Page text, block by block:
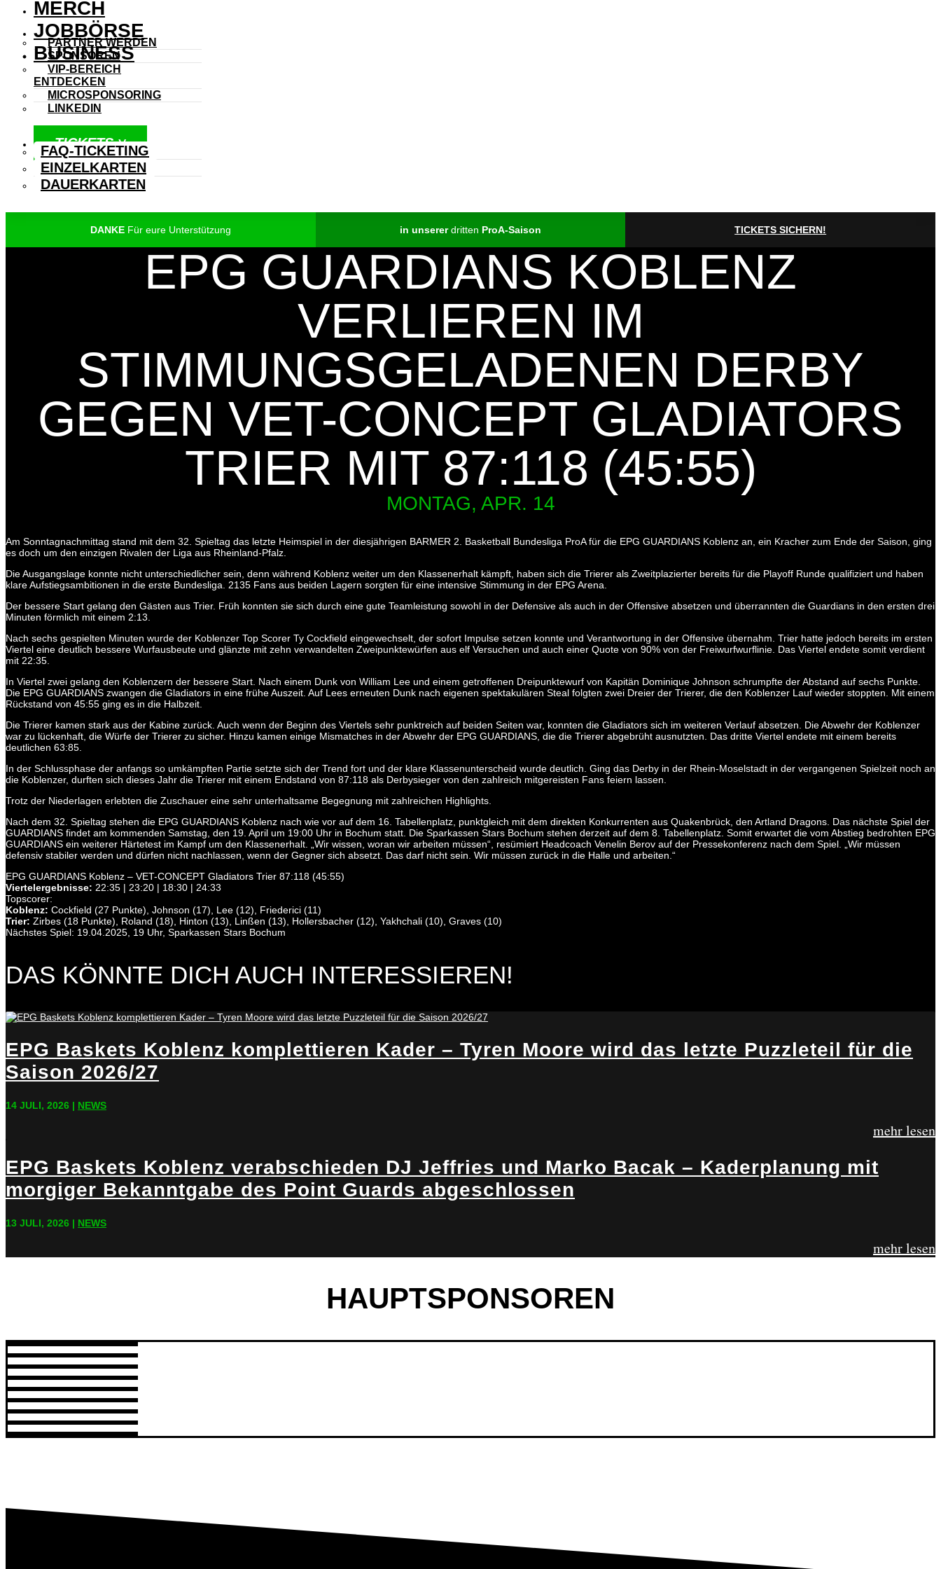
MERCH
JOBBÖRSE
BUSINESS
PARTNER WERDEN
SPONSOREN
VIP-BEREICH
ENTDECKEN
MICROSPONSORING
LINKEDIN
TICKETS ˅
FAQ-TICKETING
EINZELKARTEN
DAUERKARTEN
DANKEFür eure Unterstützung in unsererdritten ProA-Saison TICKETS SICHERN!
EPG GUARDIANS KOBLENZ
VERLIEREN IM
STIMMUNGSGELADENEN DERBY
GEGEN VET-CONCEPT GLADIATORS
TRIER MIT 87:118 (45:55)
MONTAG, APR. 14
Am Sonntagnachmittag stand mit dem 32. Spieltag das letzte Heimspiel in der diesjährigen BARMER 2. Basketball Bundesliga ProA für die EPG GUARDIANS Koblenz an, ein Kracher zum Ende der Saison, ging
es doch um den einzigen Rivalen der Liga aus Rheinland-Pfalz.
Die Ausgangslage konnte nicht unterschiedlicher sein, denn während Koblenz weiter um den Klassenerhalt kämpft, haben sich die Trierer als Zweitplazierter bereits für die Playoff Runde qualifiziert und haben
klare Aufstiegsambitionen in die erste Bundesliga. 2135 Fans aus beiden Lagern sorgten für eine intensive Stimmung in der EPG Arena.
Der bessere Start gelang den Gästen aus Trier. Früh konnten sie sich durch eine gute Teamleistung sowohl in der Defensive als auch in der Offensive absetzen und überrannten die Guardians in den ersten drei
Minuten förmlich mit einem 2:13.
Nach sechs gespielten Minuten wurde der Koblenzer Top Scorer Ty Cockfield eingewechselt, der sofort Impulse setzen konnte und Verantwortung in der Offensive übernahm. Trier hatte jedoch bereits im ersten
Viertel eine deutlich bessere Wurfausbeute und glänzte mit zehn verwandelten Zweipunktewürfen aus elf Versuchen und auch einer Quote von 90% von der Freiwurfwurflinie. Das Viertel endete somit verdient
mit 22:35.
In Viertel zwei gelang den Koblenzern der bessere Start. Nach einem Dunk von William Lee und einem getroffenen Dreipunktewurf von Kapitän Dominique Johnson schrumpfte der Abstand auf sechs Punkte.
Die EPG GUARDIANS zwangen die Gladiators in eine frühe Auszeit. Auf Lees erneuten Dunk nach eigenen spektakulären Steal folgten zwei Dreier der Trierer, die den Koblenzer Lauf wieder stoppten. Mit einem
Rückstand von 45:55 ging es in die Halbzeit.
Die Trierer kamen stark aus der Kabine zurück. Auch wenn der Beginn des Viertels sehr punktreich auf beiden Seiten war, konnten die Gladiators sich im weiteren Verlauf absetzen. Die Abwehr der Koblenzer
war zu lückenhaft, die Würfe der Trierer zu sicher. Hinzu kamen einige Mismatches in der Abwehr der EPG GUARDIANS, die die Trierer abgebrüht ausnutzten. Das dritte Viertel endete mit einem bereits
deutlichen 63:85.
In der Schlussphase der anfangs so umkämpften Partie setzte sich der Trend fort und der klare Klassenunterscheid wurde deutlich. Ging das Derby in der Rhein-Moselstadt in der vergangenen Spielzeit noch an
die Koblenzer, durften sich dieses Jahr die Trierer mit einem Endstand von 87:118 als Derbysieger von den zahlreich mitgereisten Fans feiern lassen.
Trotz der Niederlagen erlebten die Zuschauer eine sehr unterhaltsame Begegnung mit zahlreichen Highlights.
Nach dem 32. Spieltag stehen die EPG GUARDIANS Koblenz nach wie vor auf dem 16. Tabellenplatz, punktgleich mit dem direkten Konkurrenten aus Quakenbrück, den Artland Dragons. Das nächste Spiel der
GUARDIANS findet am kommenden Samstag, den 19. April um 19:00 Uhr in Bochum statt. Die Sparkassen Stars Bochum stehen derzeit auf dem 8. Tabellenplatz. Somit erwartet die vom Abstieg bedrohten EPG
GUARDIANS ein weiterer Härtetest im Kampf um den Klassenerhalt. „Wir wissen, woran wir arbeiten müssen“, resümiert Headcoach Venelin Berov auf der Pressekonferenz nach dem Spiel. „Wir müssen
defensiv stabiler werden und dürfen nicht nachlassen, wenn der Gegner sich absetzt. Das darf nicht sein. Wir müssen zurück in die Halle und arbeiten.“
EPG GUARDIANS Koblenz – VET-CONCEPT Gladiators Trier 87:118 (45:55)
Viertelergebnisse: 22:35 | 23:20 | 18:30 | 24:33
Topscorer:
Koblenz: Cockfield (27 Punkte), Johnson (17), Lee (12), Friederici (11)
Trier: Zirbes (18 Punkte), Roland (18), Hinton (13), Linßen (13), Hollersbacher (12), Yakhchali (10), Graves (10)
Nächstes Spiel: 19.04.2025, 19 Uhr, Sparkassen Stars Bochum
DAS KÖNNTE DICH AUCH INTERESSIEREN!
EPG Baskets Koblenz komplettieren Kader – Tyren Moore wird das letzte Puzzleteil für die
Saison 2026/27
14 JULI, 2026 | NEWS
mehr lesen
EPG Baskets Koblenz verabschieden DJ Jeffries und Marko Bacak – Kaderplanung mit
morgiger Bekanntgabe des Point Guards abgeschlossen
13 JULI, 2026 | NEWS
mehr lesen
HAUPTSPONSOREN